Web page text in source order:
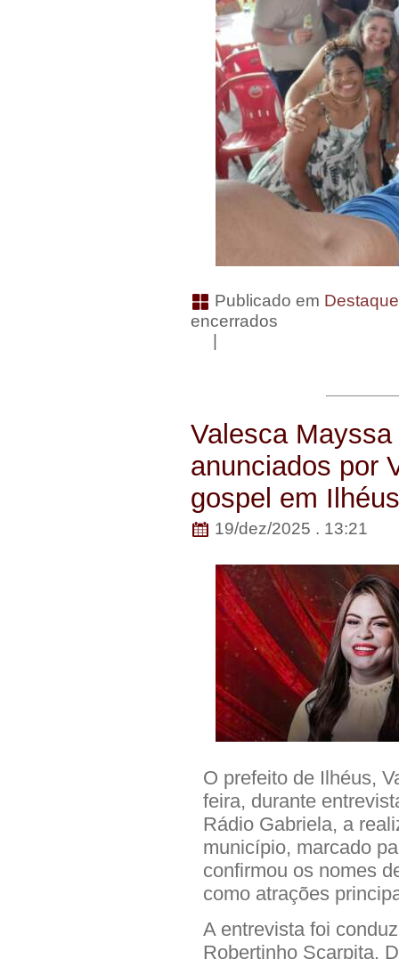
Publicado em
encerrados
|
Valesca
anunciados por
gospel em Ilhéus
19/dez/2025 . 13:21
O prefeito de Ilhéus,
feira, durante
Rádio Gabriela, a
município, marcado
confirmou os nomes
como atrações
A entrevista foi
Robertinho Scarpita.